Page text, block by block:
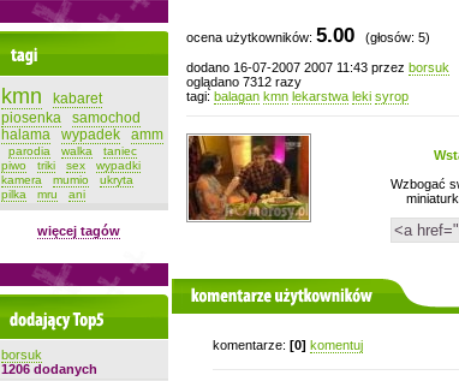
ocena użytkowników: 5.00 (głosów: 5)
dodano 16-07-2007 2007 11:43 przez borsuk
oglądano 7312 razy
tagi: balagan kmn lekarstwa leki syrop
Wzbogać
komentarze użytkowników
komentarze: [0] komentuj
kmn
kabaret
piosenka
samochod
halama
wypadek amm
parodia walka
taniec
piwo
triki sex
wypadki
kamera
mumio
ukryta
pilka
mru ani
więcej tagów
Dodający top-5
borsuk
1206 dodanych